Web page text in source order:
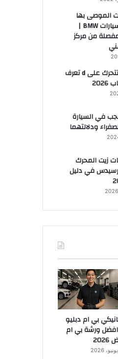
الموصى بها
لمحركات سيارات BMW |
من مركز
السيارة لا تتحرك على d تعرف
في السيارة
ودلالتهما
زيت المحرك
في دليل
بي ام دبليو
ورشة بي ام